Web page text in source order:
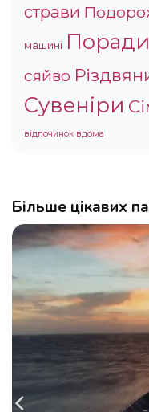
страви
машині Поради
сяйво
Сувеніри
відпочинок вдома
Більше цікавих